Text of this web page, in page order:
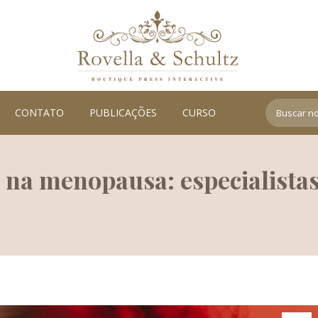
CONTATO PUBLICAÇÕES CURSO Search:
menopausa: